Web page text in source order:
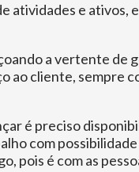
atividades e
a vertente
cliente, sempre
é preciso
com
é com as